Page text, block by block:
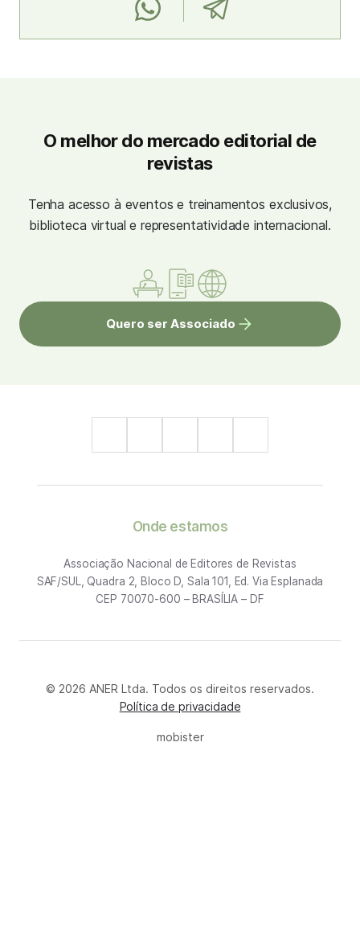
O melhor do mercado editorial de
revistas
Tenha acesso à eventos e treinamentos exclusivos,
biblioteca virtual e representatividade internacional.
Quero ser Associado
Onde estamos
Associação Nacional de Editores de Revistas
SAF/SUL, Quadra 2, Bloco D, Sala 101, Ed. Via Esplanada
CEP 70070-600 – BRASÍLIA – DF
© 2026 ANER Ltda. Todos os direitos reservados.
Política de privacidade
mobister